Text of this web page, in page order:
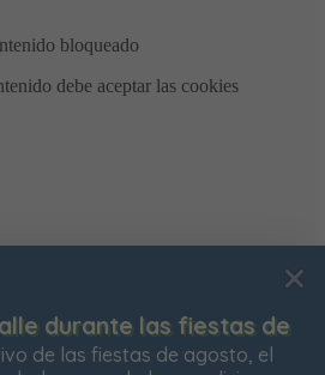
de la
está abierto el plazo para solicitar
mejorar su experiencia de
web, para mostrarle contenidos